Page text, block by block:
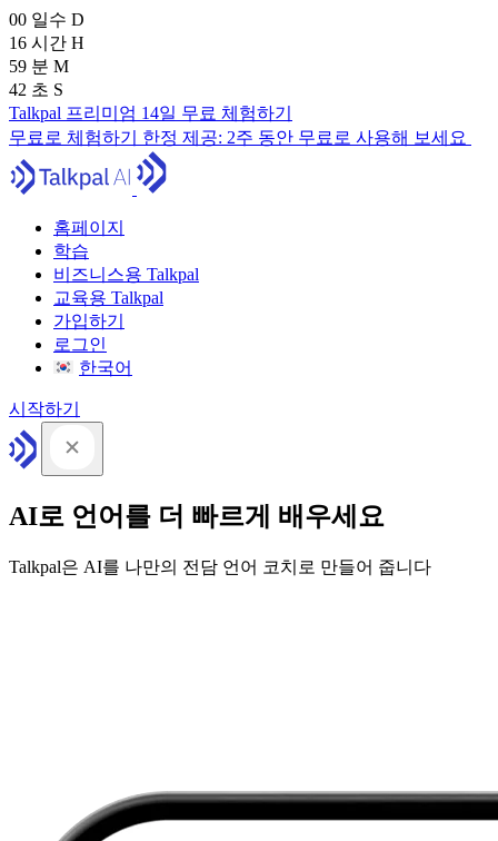
00 일수 D
16 시간 H
59 분 M
41 초 S
Talkpal 프리미엄 14일 무료 체험하기
무료로 체험하기 한정 제공: 2주 동안 무료로 사용해 보세요
홈페이지
학습
비즈니스용 Talkpal
교육용 Talkpal
가입하기
로그인
한국어
시작하기
AI로 언어를 더 빠르게 배우세요
Talkpal은 AI를 나만의 전담 언어 코치로 만들어 줍니다